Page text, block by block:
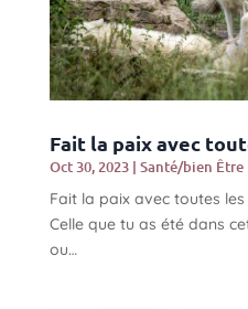
Fait la paix avec
Oct 30, 2023| Santé/bien Être
Fait la paix avec toutes
Celle que tu as été dans
ou…